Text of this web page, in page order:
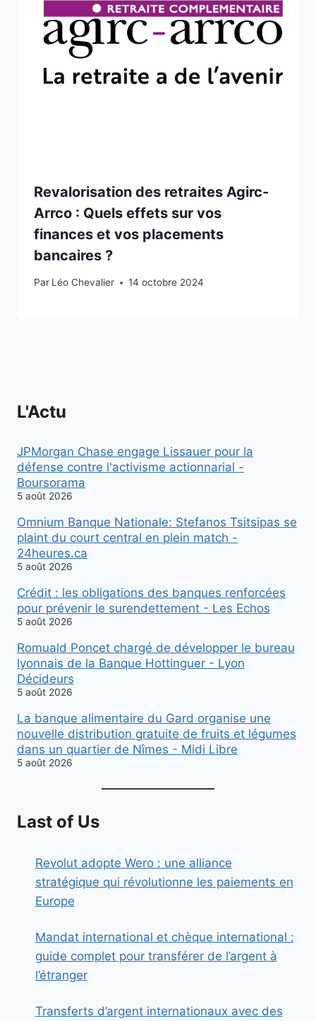
Revalorisation des retraites Agirc-
Arrco : Quels effets sur vos
finances et vos placements
bancaires ?
Par Léo Chevalier 14 octobre 2024
L'Actu
JPMorgan Chase engage Lissauer pour la
défense contre l'activisme actionnarial -
Boursorama
5 août 2026
Omnium Banque Nationale: Stefanos Tsitsipas se
plaint du court central en plein match -
24heures.ca
5 août 2026
Crédit : les obligations des banques renforcées
pour prévenir le surendettement - Les Echos
5 août 2026
Romuald Poncet chargé de développer le bureau
lyonnais de la Banque Hottinguer - Lyon
Décideurs
5 août 2026
La banque alimentaire du Gard organise une
nouvelle distribution gratuite de fruits et légumes
dans un quartier de Nîmes - Midi Libre
5 août 2026
Last of Us
Revolut adopte Wero : une alliance
stratégique qui révolutionne les paiements en
Europe
Mandat international et chèque international :
guide complet pour transférer de l’argent à
l’étranger
Transferts d’argent internationaux avec des